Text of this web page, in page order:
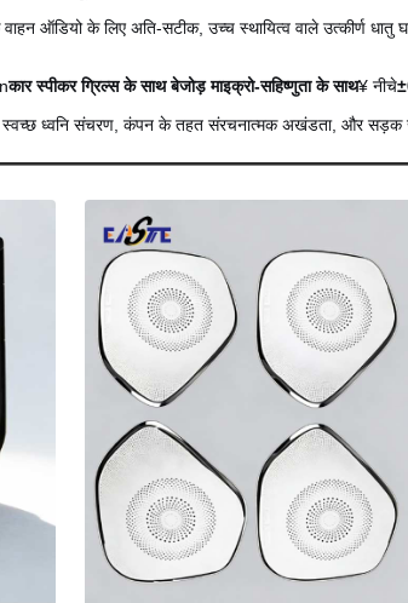
ऑडियो के लिए अति-सटीक, उच्च स्थायित्व वाले उत्कीर्ण धातु
कार स्पीकर ग्रिल्स के साथ बेजोड़ माइक्रो-सहिष्णुता के साथ¥ नीचे
स्वच्छ ध्वनि संचरण, कंपन के तहत संरचनात्मक अखंडता, और सड़क